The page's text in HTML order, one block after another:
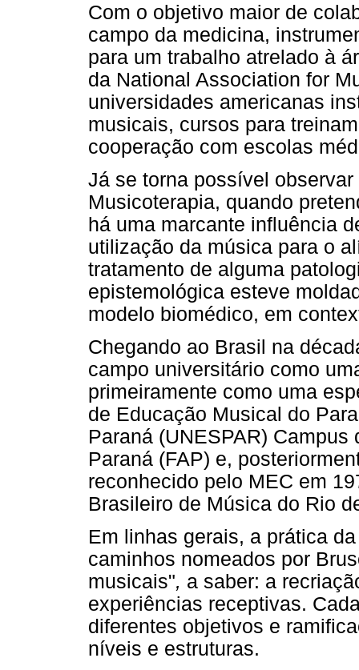
Com o objetivo maior de
campo da medicina,
para um trabalho atrelado à
da National Association for
universidades americanas
musicais, cursos para
cooperação com escolas
Já se torna possível
Musicoterapia, quando
há uma marcante influência
utilização da música para o
tratamento de alguma
epistemológica esteve
modelo biomédico, em
Chegando ao Brasil na
campo universitário como
primeiramente como uma
de Educação Musical do
Paraná (UNESPAR)
Paraná (FAP) e,
reconhecido pelo MEC em
Brasileiro de Música do Rio
Em linhas gerais, a prática
caminhos nomeados por
musicais", a saber: a
experiências receptivas.
diferentes objetivos e
níveis e estruturas.